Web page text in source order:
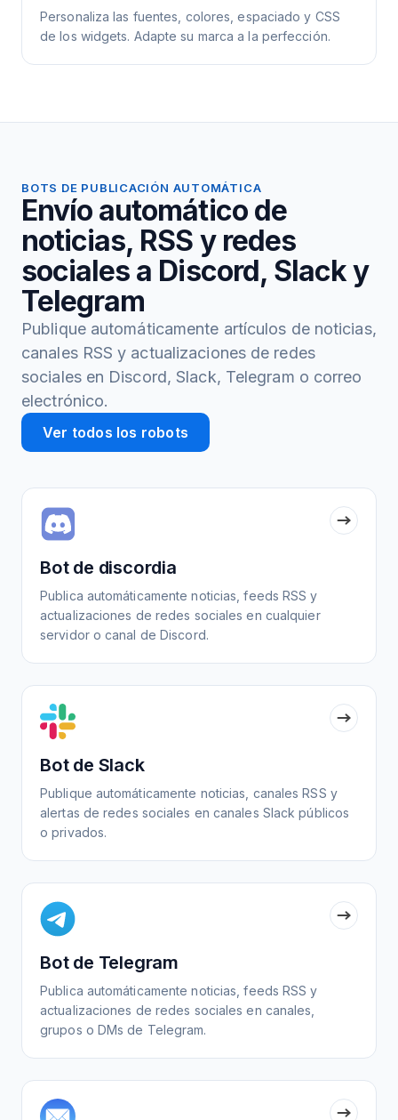
Personaliza las fuentes, colores, espaciado y CSS
de los widgets. Adapte su marca a la perfección.
BOTS DE PUBLICACIÓN AUTOMÁTICA
Envío automático de
noticias, RSS y redes
sociales a Discord, Slack y
Telegram
Publique automáticamente artículos de noticias,
canales RSS y actualizaciones de redes
sociales en Discord, Slack, Telegram o correo
electrónico.
Ver todos los robots
Bot de discordia
Publica automáticamente noticias, feeds RSS y
actualizaciones de redes sociales en cualquier
servidor o canal de Discord.
Bot de Slack
Publique automáticamente noticias, canales RSS y
alertas de redes sociales en canales Slack públicos
o privados.
Bot de Telegram
Publica automáticamente noticias, feeds RSS y
actualizaciones de redes sociales en canales,
grupos o DMs de Telegram.